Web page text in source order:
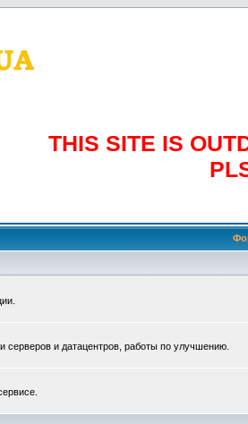
THIS SITE IS
серверов и датацентров, работы по улучшению.